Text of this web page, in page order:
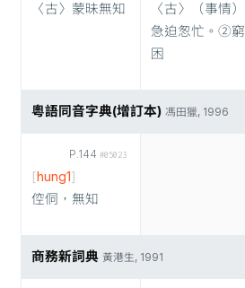
〈古〉蒙昧無知
〈古〉（事情）
急迫怱忙。②窮
困
粵語同音字典(增訂本) 馮田獵, 1996
P.144 #05023
[hung1]
倥侗，無知
商務新詞典 黃港生, 1991